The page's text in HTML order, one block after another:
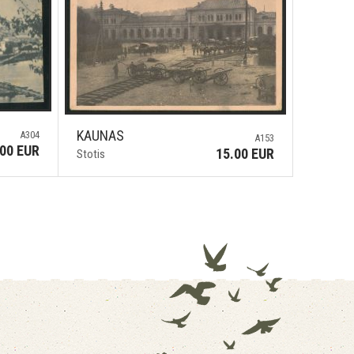
A304
EUR
KAUNAS
Stotis
A153
15.00 EUR